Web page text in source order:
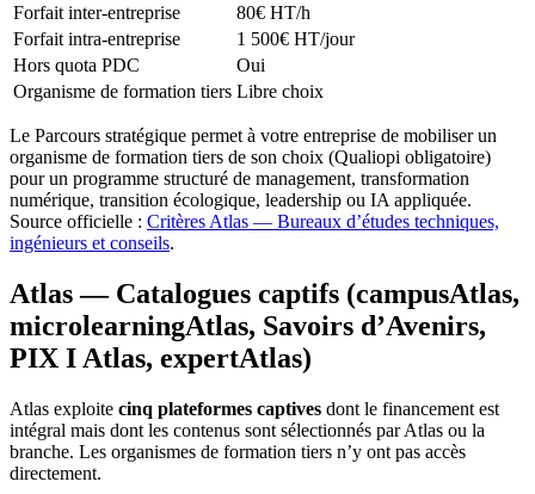
Forfait inter-entreprise
80€ HT/h
Forfait intra-entreprise
1 500€ HT/jour
Hors quota PDC
Oui
Organisme de formation tiers Libre choix
Le Parcours stratégique permet à votre entreprise de mobiliser un
organisme de formation tiers de son choix (Qualiopi obligatoire)
pour un programme structuré de management, transformation
numérique, transition écologique, leadership ou IA appliquée.
Source officielle : Critères Atlas — Bureaux d’études techniques,
ingénieurs et conseils.
Atlas — Catalogues captifs (campusAtlas,
microlearningAtlas, Savoirs d’Avenirs,
PIX I Atlas, expertAtlas)
Atlas exploite cinq plateformes captives dont le financement est
intégral mais dont les contenus sont sélectionnés par Atlas ou la
branche. Les organismes de formation tiers n’y ont pas accès
directement.